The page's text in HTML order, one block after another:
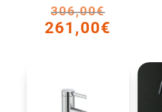
306,00€El
precio
306,00€.
261,00€
261,00€.